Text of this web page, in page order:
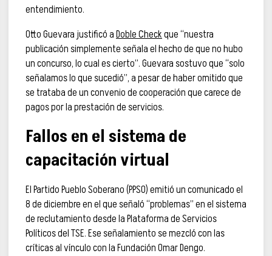
entendimiento.
Otto Guevara justificó aDoble Checkque “nuestra
publicación simplemente señala el hecho de que no hubo
un concurso, lo cual es cierto”. Guevara sostuvo que “solo
señalamos lo que sucedió”, a pesar de haber omitido que
se trataba de un convenio de cooperación que carece de
pagos por la prestación de servicios.
Fallos en el sistema de
capacitación virtual
El Partido Pueblo Soberano (PPSO) emitió un comunicado el
8 de diciembre en el que señaló “problemas” en el sistema
de reclutamiento desde la Plataforma de Servicios
Políticos del TSE. Ese señalamiento se mezcló con las
críticas al vínculo con la Fundación Omar Dengo.